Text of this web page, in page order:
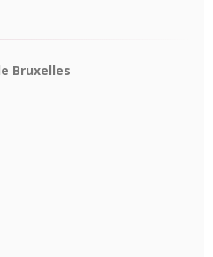
Bruxelles